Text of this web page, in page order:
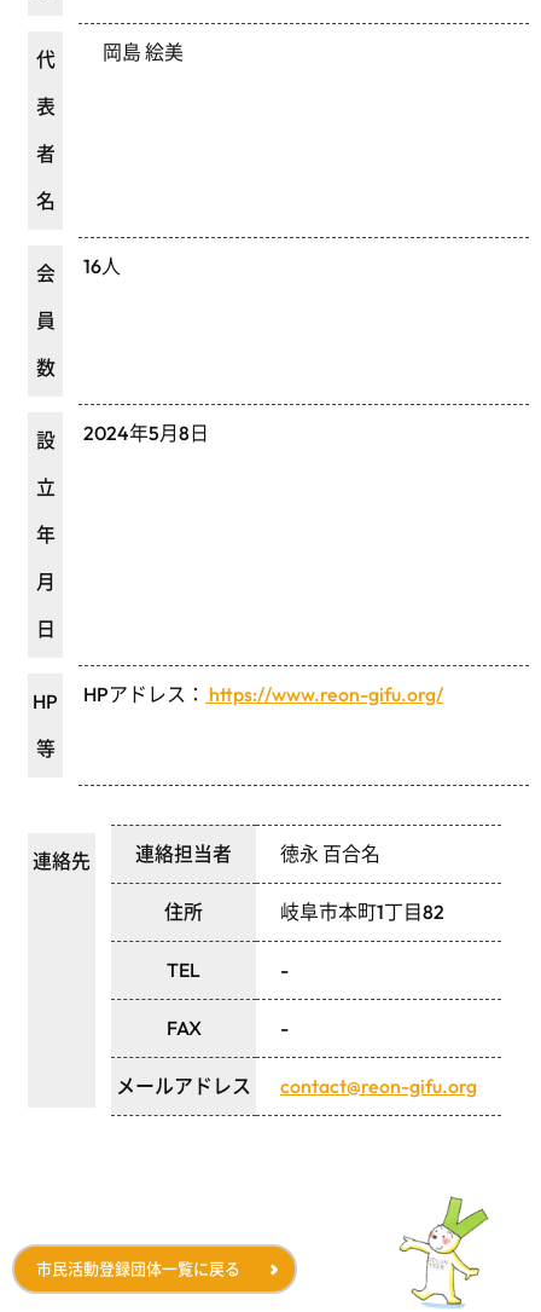
代
表
者
名
岡島 絵美
会
員
数
16人
設
立
年
月
日
2024年5月8日
HP
等
HPアドレス： https://www.reon-gifu.org/
連絡先 連絡担当者 徳永 百合名
住所 岐阜市本町1丁目82
TEL -
FAX -
メールアドレス contact@reon-gifu.org
市民活動登録団体一覧に戻る